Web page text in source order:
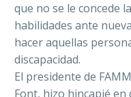
que no se le concede
habilidades ante
hacer aquellas
discapacidad.
El presidente de
Font, hizo hincapié en